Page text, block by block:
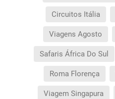
Circuitos Itália
Viagens Agosto
Safaris África Do Sul
Roma Florença
Viagem Singapura